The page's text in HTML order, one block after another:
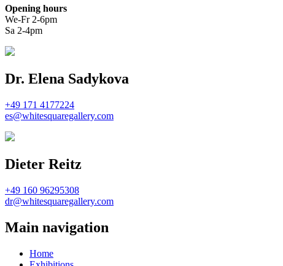
Opening hours
We-Fr 2-6pm
Sa 2-4pm
Dr. Elena Sadykova
+49 171 4177224
es@whitesquaregallery.com
Dieter Reitz
+49 160 96295308
dr@whitesquaregallery.com
Main navigation
Home